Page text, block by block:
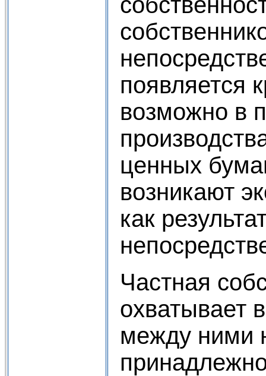
появляется
возможно в
ценных
возникают
как
Частная
охватывает
между ними